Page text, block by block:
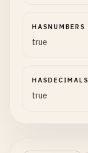
HASNUMBERS
true
HASDECIMALS
true